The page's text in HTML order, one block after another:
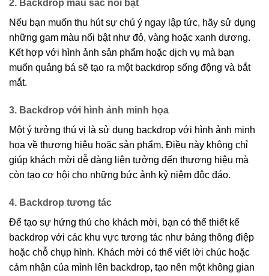
2. Backdrop màu sắc nổi bật
Nếu bạn muốn thu hút sự chú ý ngay lập tức, hãy sử dụng
những gam màu nổi bật như đỏ, vàng hoặc xanh dương.
Kết hợp với hình ảnh sản phẩm hoặc dịch vụ mà bạn
muốn quảng bá sẽ tạo ra một backdrop sống động và bắt
mắt.
3. Backdrop với hình ảnh minh họa
Một ý tưởng thú vị là sử dụng backdrop với hình ảnh minh
họa về thương hiệu hoặc sản phẩm. Điều này không chỉ
giúp khách mời dễ dàng liên tưởng đến thương hiệu mà
còn tạo cơ hội cho những bức ảnh kỷ niệm độc đáo.
4. Backdrop tương tác
Để tạo sự hứng thú cho khách mời, bạn có thể thiết kế
backdrop với các khu vực tương tác như bảng thông điệp
hoặc chỗ chụp hình. Khách mời có thể viết lời chúc hoặc
cảm nhận của mình lên backdrop, tạo nên một không gian